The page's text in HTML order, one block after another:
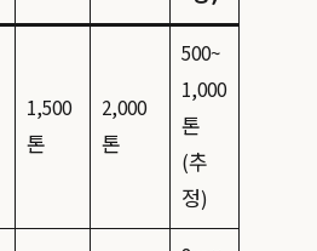
1,500
톤
2,000
톤
500~
1,000
톤
(추
정)